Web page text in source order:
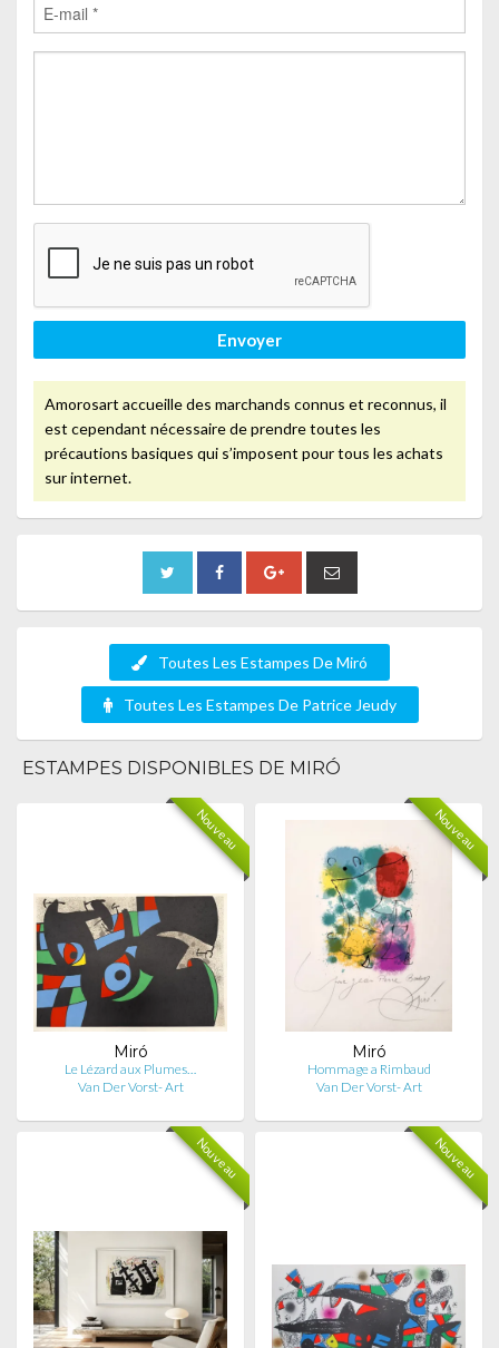
Envoyer
Amorosart accueille des marchands connus et reconnus, il
est cependant nécessaire de prendre toutes les
précautions basiques qui s’imposent pour tous les achats
sur internet.
Toutes Les Estampes De Miró
Toutes Les Estampes De Patrice Jeudy
ESTAMPES DISPONIBLES DE MIRÓ
Nouveau
Miró
Le Lézard aux Plumes…
Van Der Vorst- Art
Nouveau
Miró
Hommage a Rimbaud
Van Der Vorst- Art
Nouveau Nouveau